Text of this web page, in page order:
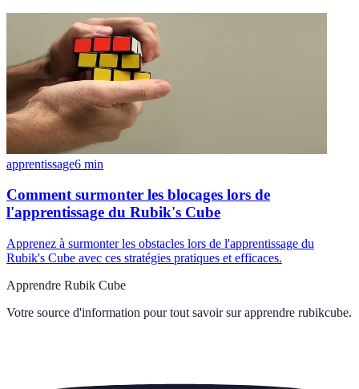
apprentissage6 min
Comment surmonter les blocages lors de
l'apprentissage du Rubik's Cube
Apprenez à surmonter les obstacles lors de l'apprentissage du
Rubik's Cube avec ces stratégies pratiques et efficaces.
Apprendre Rubik Cube
Votre source d'information pour tout savoir sur apprendre rubikcube.